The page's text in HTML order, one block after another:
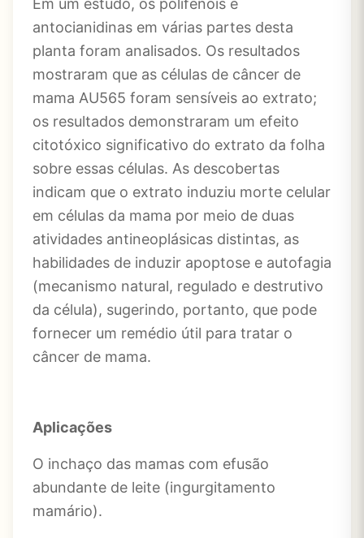
Em um estudo, os polifenóis e
antocianidinas em várias partes desta
planta foram analisados. Os resultados
mostraram que as células de câncer de
mama AU565 foram sensíveis ao extrato;
os resultados demonstraram um efeito
citotóxico significativo do extrato da folha
sobre essas células. As descobertas
indicam que o extrato induziu morte celular
em células da mama por meio de duas
atividades antineoplásicas distintas, as
habilidades de induzir apoptose e autofagia
(mecanismo natural, regulado e destrutivo
da célula), sugerindo, portanto, que pode
fornecer um remédio útil para tratar o
câncer de mama.
Aplicações
O inchaço das mamas com efusão
abundante de leite (ingurgitamento
mamário).